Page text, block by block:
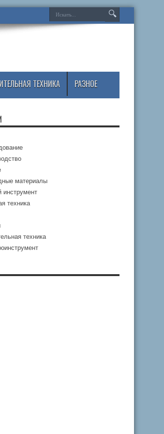
ТЕХНИКА РАЗНОЕ
материалы
инструмент
техника
техника